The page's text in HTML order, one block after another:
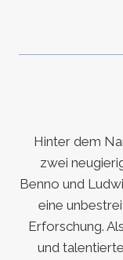
Hinter dem
zwei
Benno und
eine
Erforschung.
und